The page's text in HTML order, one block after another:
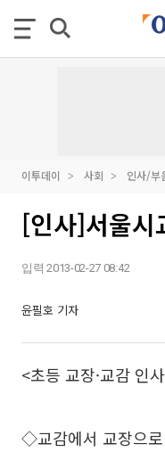
이투데이 사회 인사/부
[인사]서울시
입력 2013-02-27 08:42
윤필호 기자
<초등 교장·교감 인
◇교감에서 교장으